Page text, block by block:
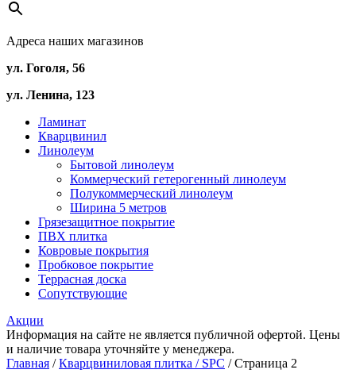
Адреса наших магазинов
ул. Гоголя, 56
ул. Ленина, 123
Ламинат
Кварцвинил
Линолеум
Бытовой линолеум
Коммерческий гетерогенный линолеум
Полукоммерческий линолеум
Ширина 5 метров
Грязезащитное покрытие
ПВХ плитка
Ковровые покрытия
Пробковое покрытие
Террасная доска
Сопутствующие
Акции
Информация на сайте не является публичной офертой. Цены
и наличие товара уточняйте у менеджера.
Главная /Кварцвиниловая плитка / SPС / Страница 2